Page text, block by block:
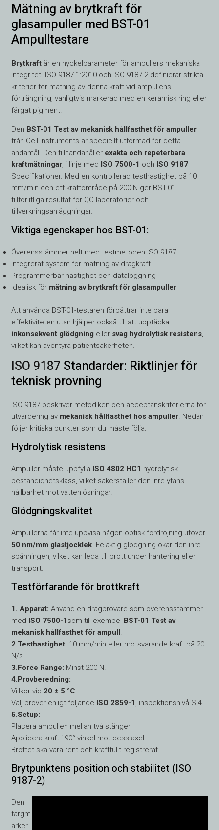
Mätning av brytkraft för
glasampuller med BST-01
Ampulltestare
Brytkraft är en nyckelparameter för ampullers mekaniska
integritet. ISO 9187-1:2010 och ISO 9187-2 definierar strikta
kriterier för mätning av denna kraft vid ampullens
förträngning, vanligtvis markerad med en keramisk ring eller
färgat pigment.
Den BST-01 Test av mekanisk hållfasthet för ampuller
från Cell Instruments är speciellt utformad för detta
ändamål. Den tillhandahåller exakta och repeterbara
kraftmätningar, i linje med ISO 7500-1 och ISO 9187
Specifikationer. Med en kontrollerad testhastighet på 10
mm/min och ett kraftområde på 200 N ger BST-01
tillförlitliga resultat för QC-laboratorier och
tillverkningsanläggningar.
Viktiga egenskaper hos BST-01:
Överensstämmer helt med testmetoden ISO 9187
Integrerat system för mätning av dragkraft
Programmerbar hastighet och dataloggning
Idealisk för mätning av brytkraft för glasampuller
Att använda BST-01-testaren förbättrar inte bara
effektiviteten utan hjälper också till att upptäcka
inkonsekvent glödgning eller svag hydrolytisk resistens
vilket kan äventyra patientsäkerheten.
ISO 9187 Standarder: Riktlinjer för
teknisk provning
ISO 9187 beskriver metodiken och acceptanskriterierna för
utvärdering av mekanisk hållfasthet hos ampuller . Nedan
följer kritiska punkter som du måste följa:
Hydrolytisk resistens
Ampuller måste uppfylla ISO 4802 HC1 hydrolytisk
beständighetsklass, vilket säkerställer den inre ytans
hållbarhet mot vattenlösningar.
Glödgningskvalitet
Ampullerna får inte uppvisa någon optisk fördröjning utöver
50 nm/mm glastjocklek . Felaktig glödgning ökar den inre
spänningen, vilket kan leda till brott under hantering eller
transport.
Testförfarande för brottkraft
1. Apparat: Använd en dragprovare som överensstämmer
med ISO 7500-1 som till exempel BST-01 Test av
mekanisk hållfasthet för ampull
2.Testhastighet: 10 mm/min eller motsvarande kraft på 20
N/s.
3.Force Range: Minst 200 N.
4.Provberedning:
Villkor vid 20 ± 5 °C
Välj prover enligt följande ISO 2859-1
, inspektionsnivå S-4.
5.Setup:
Placera ampullen mellan två stänger.
Applicera kraft i 90° vinkel mot dess axel.
Brottet ska vara rent och kraftfullt registrerat.
Brytpunktens position och stabilitet (ISO
9187-2)
Den
färgm
arker